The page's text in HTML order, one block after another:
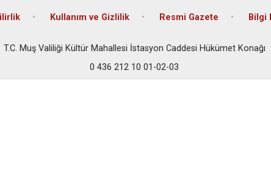
Kullanım ve Gizlilik Resmi Gazete Bilgi
T.C. Muş Valiliği Kültür Mahallesi İstasyon Caddesi Hükümet Konağı
0 436 212 10 01-02-03